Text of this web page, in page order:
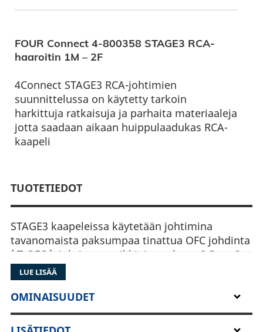
FOUR Connect 4-800358 STAGE3 RCA-
haaroitin 1M – 2F
4Connect STAGE3 RCA-johtimien
suunnittelussa on käytetty tarkoin
harkittuja ratkaisuja ja parhaita materiaaleja
jotta saadaan aikaan huippulaadukas RCA-
kaapeli
TUOTETIEDOT
STAGE3 kaapeleissa käytetään johtimina
tavanomaista paksumpaa tinattua OFC johdinta
( T-OFC ). Johtimen poikkipinta-ala on 0,5mm2
joka on todella reilusti ylimitoitettua RCA-
kaapeliin.
Kaapeleissa kulkee myös yksi ylimääräinen
johdin, joka mahdollistaa huomattavasti
LUE LISÄÄ
OMINAISUUDET